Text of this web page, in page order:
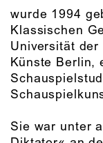
wurde 1994
Klassischen
Universität
Künste Berlin,
Sie war unter